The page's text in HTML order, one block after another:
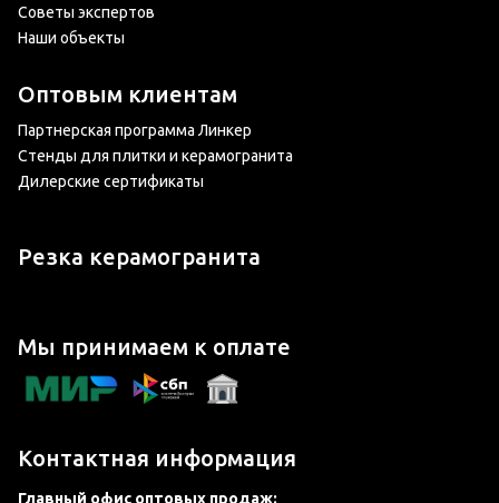
Советы экспертов
Наши объекты
Оптовым клиентам
Партнерская программа Линкер
Стенды для плитки и керамогранита
Дилерские сертификаты
Резка керамогранита
Мы принимаем к оплате
Контактная информация
Главный офис оптовых продаж: